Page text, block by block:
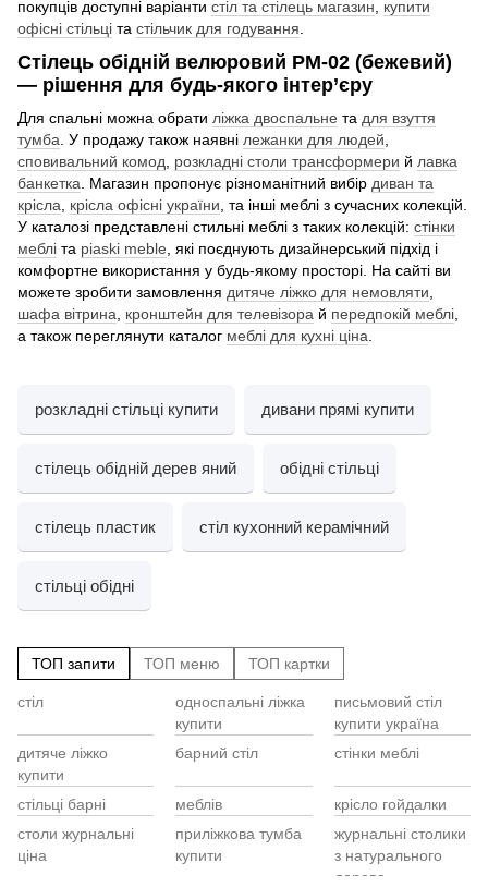
покупців доступні варіанти стіл та стілець магазин, купити
офісні стільці та стільчик для годування.
Стілець обідній велюровий PM-02 (бежевий)
— рішення для будь-якого інтер’єру
Для спальні можна обрати ліжка двоспальне та для взуття
тумба . У продажу також наявні лежанки для людей
сповивальний комод
розкладні столи трансформери й лавка
банкетка . Магазин пропонує різноманітний вибір диван та
крісла
крісла офісні україни , та інші меблі з сучасних колекцій.
У каталозі представлені стильні меблі з таких колекцій: стінки
меблі та piaski meble , які поєднують дизайнерський підхід і
комфортне використання у будь-якому просторі. На сайті ви
можете зробити замовлення дитяче ліжко для немовляти
шафа вітрина
кронштейн для телевізора й передпокій меблі
а також переглянути каталог меблі для кухні ціна
розкладні стільці купити дивани прямі купити
стілець обідній дерев яний обідні стільці
стілець пластик стіл кухонний керамічний
стільці обідні
ТОП запити ТОП меню ТОП картки
стіл
односпальні ліжка
купити
письмовий стіл
купити україна
дитяче ліжко
купити
барний стіл стінки меблі
стільці барні меблів
крісло гойдалки
столи журнальні
ціна
приліжкова тумба
купити
журнальні столики
з натурального
дерева